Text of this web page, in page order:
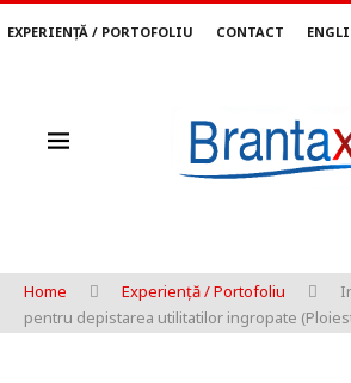
EXPERIENȚĂ / PORTOFOLIU CONTACT
Home Experiență / Portofoliu
pentru depistarea utilitatilor ingropate